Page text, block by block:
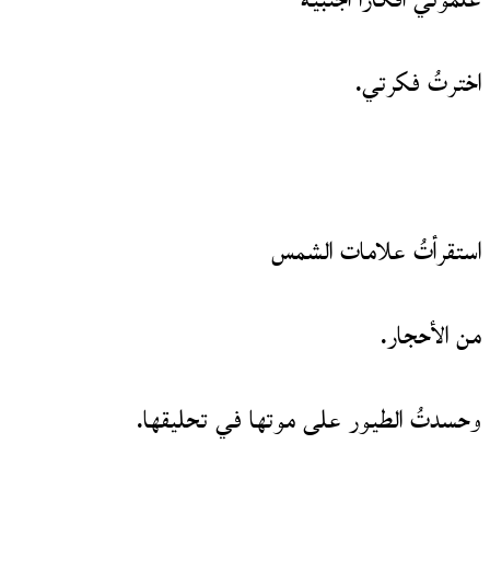
اخترتُ فكرتي.
استقرأتُ علامات الشمس
من الأحجار.
وحسدتُ الطيور على موتها في تحليقها.